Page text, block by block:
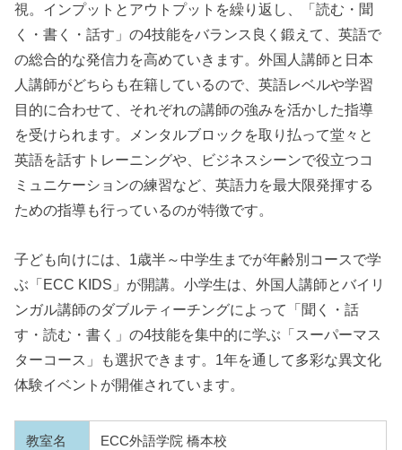
視。インプットとアウトプットを繰り返し、「読む・聞
く・書く・話す」の4技能をバランス良く鍛えて、英語で
の総合的な発信力を高めていきます。外国人講師と日本
人講師がどちらも在籍しているので、英語レベルや学習
目的に合わせて、それぞれの講師の強みを活かした指導
を受けられます。メンタルブロックを取り払って堂々と
英語を話すトレーニングや、ビジネスシーンで役立つコ
ミュニケーションの練習など、英語力を最大限発揮する
ための指導も行っているのが特徴です。
子ども向けには、1歳半～中学生までが年齢別コースで学
ぶ「ECC KIDS」が開講。小学生は、外国人講師とバイリ
ンガル講師のダブルティーチングによって「聞く・話
す・読む・書く」の4技能を集中的に学ぶ「スーパーマス
ターコース」も選択できます。1年を通して多彩な異文化
体験イベントが開催されています。
教室名 ECC外語学院 橋本校